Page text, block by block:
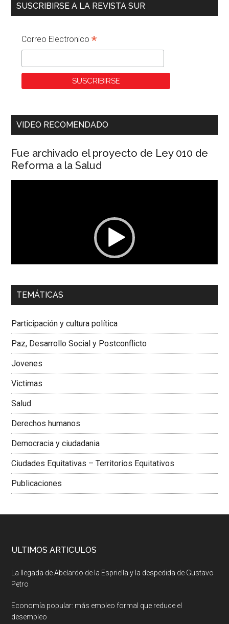
SUSCRIBIRSE A LA REVISTA SUR
Correo Electronico*
VIDEO RECOMENDADO
Fue archivado el proyecto de Ley 010 de
Reforma a la Salud
00:00 01:04
Dra. Carolina Corcho Mejía,Presidenta Corporación
Colombiana
TEMÁTICAS
Participación y cultura política
Paz, Desarrollo Social y Postconflicto
Jovenes
Victimas
Salud
Derechos humanos
Democracia y ciudadania
Ciudades Equitativas – Territorios Equitativos
Publicaciones
ULTIMOS ARTICULOS
La llegada de Abelardo de la Espriella y la despedida de Gustavo
Petro
Economía popular: más empleo formal que reduce el
desempleo